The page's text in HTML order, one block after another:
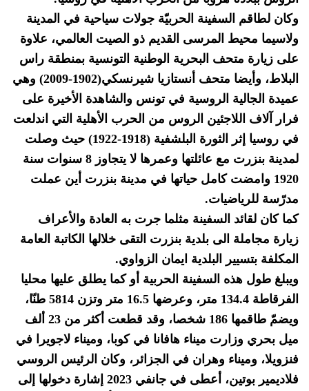
وكان لطاقم السفينة الحربيّة جولات سياحية في المدينة
ولاسيما محيط المرسى القديم ذو الصيت العالمي، علاوة
على زيارة متحف البحرية الوطنية التونسية بمنطقة راس
البلاط، وأيضا متحف أنستازيا شيرنسكي(1902-2009) وهي
عميدة الجالية الروسية في تونس والشاهدة الأخيرة على
فرار آلاف اللاجئين الروس من الحرب الأهلية التي اندلعت
في روسيا إثر الثورة البلشفية (1918-1922) حيث وصلت
لمدينة بنزرت مع عائلتها وعمرها لا يتجاوز 8 سنوات سنة
1920 وامضت كامل حياتها في مدينة بنزرت أين عملت
مدرّسة للرياضيات.
كما كان لقائد السفينة مثلما جرت به العادة والأعراف
زيارة مجاملة الى بلدية بنزرت التقى خلالها الكاتبة العامة
المكلفة بتسيير البلدية ايمان الزواوي.
ويبلغ طول هذه السفينة الحربية أو كما يطلق عليها محليا
الفرقاطة 134.4 متر، وعرضها 16.5 متر وتزن 5814 طنّا،
ويضمّ طاقمها 186 شخصا، وقد قطعت أكثر من 23 ألف
ميل بحري وزارت ميناء هافانا في كوبا، وميناء لاجويرا في
فنزويلا، وميناء وهران في الجزائر، وكان الرئيس الروسي
فلاديمير بوتين، أعطى في جانفي 2023 إشارة دخولها إلى